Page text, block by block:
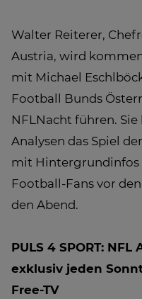
Walter Reiterer,
Austria, wird
mit Michael
Football Bunds
NFLNacht führen.
Analysen das Spiel
mit Hintergrundinfos
Football-Fans vor
den Abend.
PULS 4 SPORT:
exklusiv jeden
Free-TV